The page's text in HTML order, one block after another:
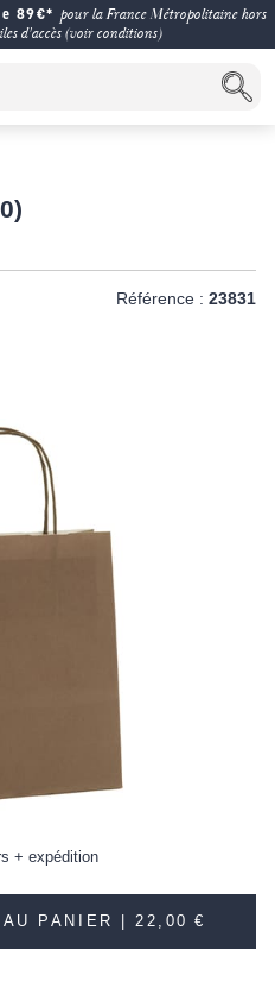
89€* pour la France Métropolitaine hors
d'accès (voir conditions)
Référence : 23831
+ expédition
AU PANIER | 22,00 €